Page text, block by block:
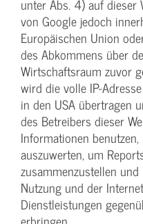
unter Abs. 4) auf dieser
von Google jedoch
Europäischen Union
des Abkommens über
Wirtschaftsraum zuvor
wird die volle IP-
in den USA übertragen
des Betreibers dieser
Informationen
auszuwerten, um
zusammenzustellen
Nutzung und der
Dienstleistungen